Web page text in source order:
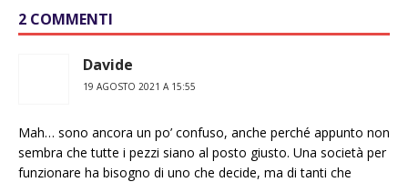
2 COMMENTI
Davide
19 AGOSTO 2021 A 15:55
Mah… sono ancora un po’ confuso, anche perché appunto non
sembra che tutte i pezzi siano al posto giusto. Una società per
funzionare ha bisogno di uno che decide, ma di tanti che